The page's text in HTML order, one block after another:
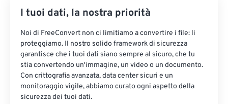
I tuoi dati, la nostra priorità
Noi di FreeConvert non ci limitiamo a convertire i file: li
proteggiamo. Il nostro solido framework di sicurezza
garantisce che i tuoi dati siano sempre al sicuro, che tu
stia convertendo un'immagine, un video o un documento.
Con crittografia avanzata, data center sicuri e un
monitoraggio vigile, abbiamo curato ogni aspetto della
sicurezza dei tuoi dati.